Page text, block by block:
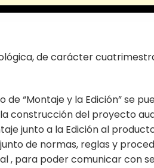
de carácter
“Montaje y la Edición” se
construcción del proyecto
junto a la Edición al
de normas, reglas y
, para poder comunicar con